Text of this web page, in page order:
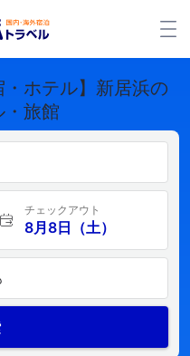
・ホテル】新居浜の
・旅館
チェックアウト
8月8日（土）